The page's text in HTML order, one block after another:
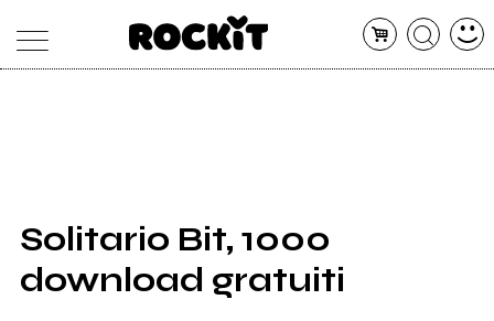
SHOP
RADIO
Solitario Bit, 1000
download gratuiti